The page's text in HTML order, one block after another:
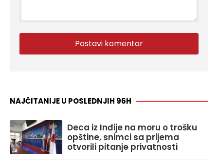
NAJČITANIJE U POSLEDNJIH 96H
Deca iz Inđije na moru o trošku
opštine, snimci sa prijema
otvorili pitanje privatnosti